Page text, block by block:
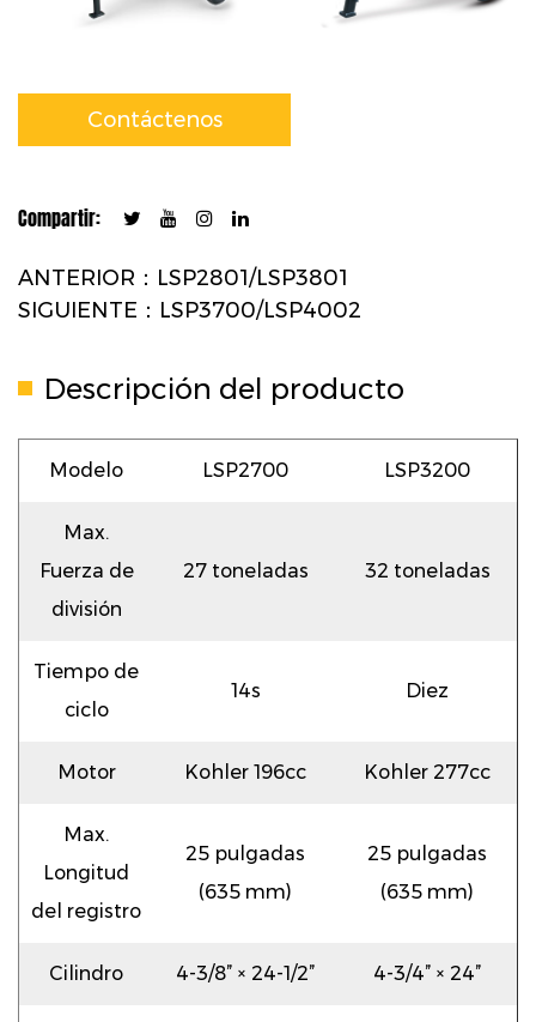
Contáctenos
Compartir:
ANTERIOR：LSP2801/LSP3801
SIGUIENTE：LSP3700/LSP4002
Descripción del producto
Modelo LSP2700 LSP3200
Max.
Fuerza de
división
27 toneladas 32 toneladas
Tiempo de
ciclo
14s Diez
Motor Kohler 196cc Kohler 277cc
Max.
Longitud
del registro
25 pulgadas
(635 mm)
25 pulgadas
(635 mm)
Cilindro 4-3/8” × 24-1/2” 4-3/4” × 24”